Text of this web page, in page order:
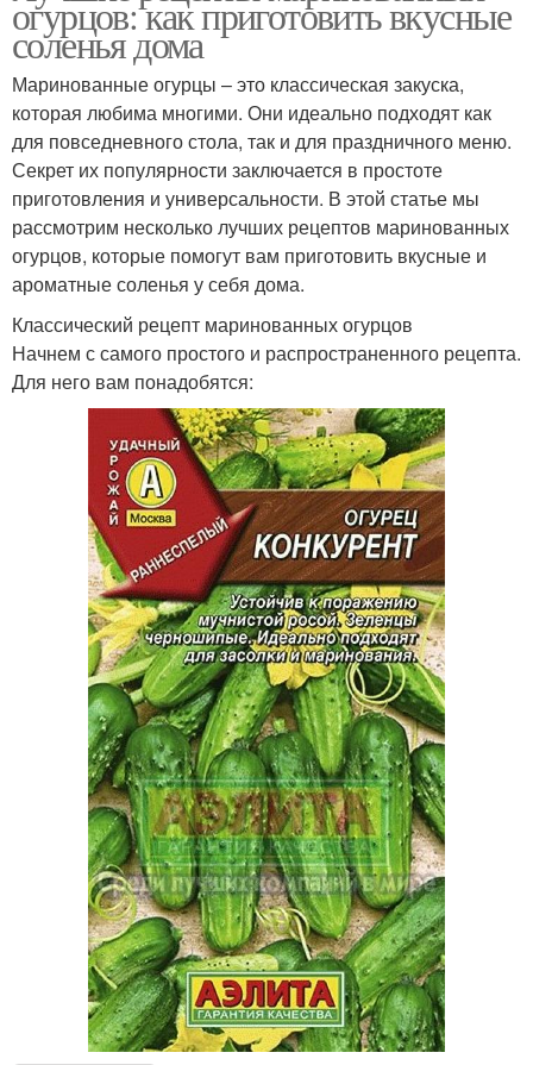
огурцов: как приготовить вкусные
соленья дома
Маринованные огурцы – это классическая закуска,
которая любима многими. Они идеально подходят как
для повседневного стола, так и для праздничного меню.
Секрет их популярности заключается в простоте
приготовления и универсальности. В этой статье мы
рассмотрим несколько лучших рецептов маринованных
огурцов, которые помогут вам приготовить вкусные и
ароматные соленья у себя дома.
Классический рецепт маринованных огурцов
Начнем с самого простого и распространенного рецепта.
Для него вам понадобятся: